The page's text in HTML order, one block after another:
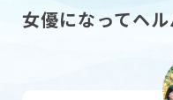
女優になってヘ